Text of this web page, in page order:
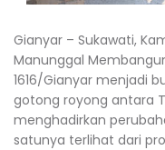
Gianyar – Sukawati,
Manunggal
1616/Gianyar menjadi
gotong royong antara
menghadirkan
satunya terlihat dari